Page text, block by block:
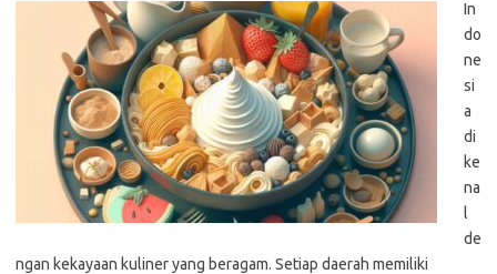
In
do
ne
si
a
di
ke
na
l
de
ngan kekayaan kuliner yang beragam. Setiap daerah memiliki